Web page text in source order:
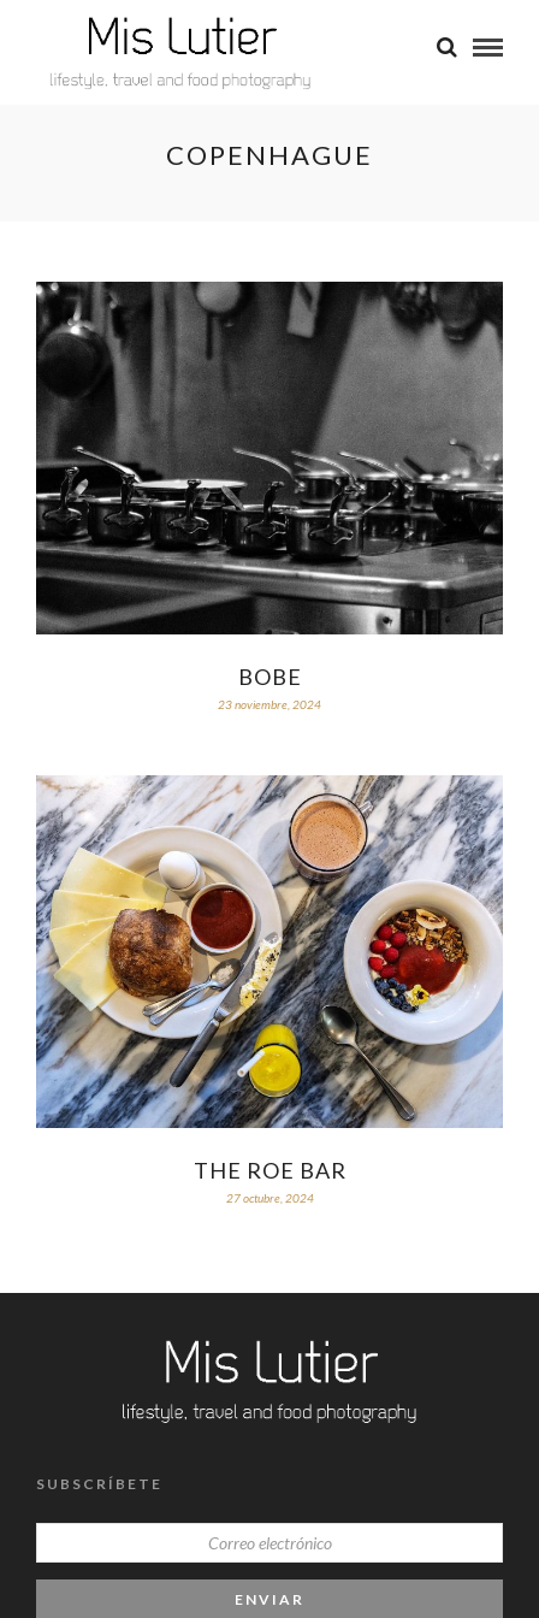
COPENHAGUE
BOBE
23 noviembre, 2024
THE ROE BAR
27 octubre, 2024
SUBSCRÍBETE